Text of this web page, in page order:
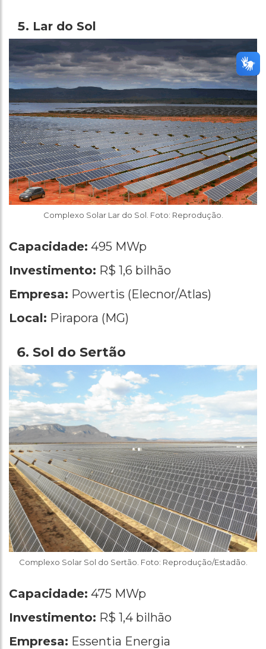
Lar do Sol
Complexo Solar Lar do Sol. Foto: Reprodução.
Capacidade: 495 MWp
Investimento: R$ 1,6 bilhão
Empresa: Powertis (Elecnor/Atlas)
Local: Pirapora (MG)
Sol do Sertão
Complexo Solar Sol do Sertão. Foto: Reprodução/Estadão.
Capacidade: 475 MWp
Investimento: R$ 1,4 bilhão
Empresa: Essentia Energia